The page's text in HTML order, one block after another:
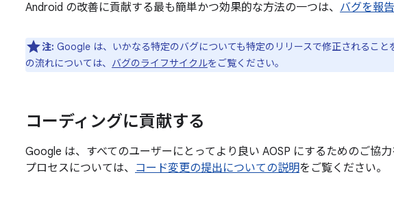
Android の改善に貢献する最も簡単かつ効果的な方法の一つは、 バグを報
注: Google は、いかなる特定のバグについても特定のリリースで修正されるこ
の流れについては、 バグのライフサイクルをご覧ください。
コーディングに貢献する
Google は、すべてのユーザーにとってより良い AOSP にするためのご協
プロセスについては、 コード変更の提出についての説明をご覧ください。